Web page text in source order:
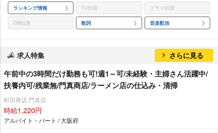
ランキング情報 TV出演 ドラマ出演
CM出演 歌詞 音楽配信
求人特集 さらに見る
午前中の3時間だけ勤務も可!週1～可/未経験・主婦さん活躍中/
扶養内可/残業無/門真商店/ラーメン店の仕込み・清掃
町田商店 門真店
時給1,220円
アルバイト・パート / 大阪府